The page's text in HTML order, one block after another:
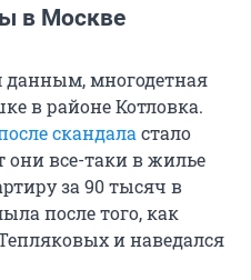
в Москве
многодетная
в районе Котловка.
скандала стало
они все-таки в жилье
за 90 тысяч в
после того, как
и наведался